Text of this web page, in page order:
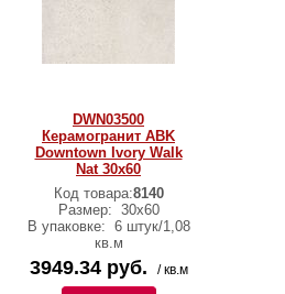
DWN03500
Керамогранит ABK
Downtown Ivory Walk
Nat 30х60
Код товара:8140
Размер: 30х60
В упаковке: 6 штук/1,08
кв.м
3949.34 руб. / кв.м